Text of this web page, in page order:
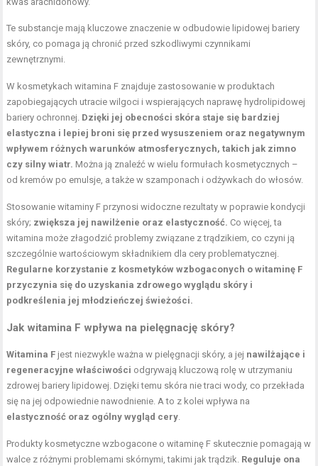
Te substancje mają kluczowe znaczenie w odbudowie lipidowej bariery
skóry, co pomaga ją chronić przed szkodliwymi czynnikami
zewnętrznymi.
W kosmetykach witamina F znajduje zastosowanie w produktach
zapobiegających utracie wilgoci i wspierających naprawę hydrolipidowej
bariery ochronnej. Dzięki jej obecności skóra staje się bardziej
elastyczna i lepiej broni się przed wysuszeniem oraz negatywnym
wpływem różnych warunków atmosferycznych, takich jak zimno
czy silny wiatr. Można ją znaleźć w wielu formułach kosmetycznych –
od kremów po emulsje, a także w szamponach i odżywkach do włosów.
Stosowanie witaminy F przynosi widoczne rezultaty w poprawie kondycji
skóry; zwiększa jej nawilżenie oraz elastyczność. Co więcej, ta
witamina może złagodzić problemy związane z trądzikiem, co czyni ją
szczególnie wartościowym składnikiem dla cery problematycznej.
Regularne korzystanie z kosmetyków wzbogaconych o witaminę F
przyczynia się do uzyskania zdrowego wyglądu skóry i
podkreślenia jej młodzieńczej świeżości.
Jak witamina F wpływa na pielęgnację skóry?
Witamina F jest niezwykle ważna w pielęgnacji skóry, a jej nawilżające i
regeneracyjne właściwości odgrywają kluczową rolę w utrzymaniu
zdrowej bariery lipidowej. Dzięki temu skóra nie traci wody, co przekłada
się na jej odpowiednie nawodnienie. A to z kolei wpływa na
elastyczność oraz ogólny wygląd cery.
Produkty kosmetyczne wzbogacone o witaminę F skutecznie pomagają w
walce z różnymi problemami skórnymi, takimi jak trądzik. Reguluje ona